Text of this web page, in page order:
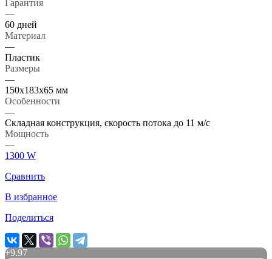
Гарантия
—
60 дней
Материал
—
Пластик
Размеры
—
150х183х65 мм
Особенности
—
Складная конструкция, скорость потока до 11 м/с
Мощность
—
1300 W
Сравнить
В избранное
Поделиться
+9.97